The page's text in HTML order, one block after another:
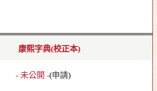
康熙字典(校正本)
- 未公開 -(申請)